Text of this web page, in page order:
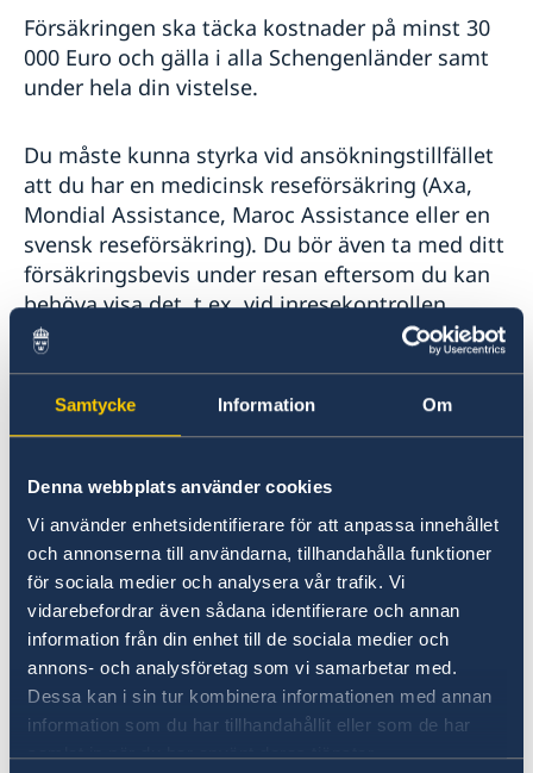
Samtycke Information Om
Denna webbplats använder cookies
Vi använder enhetsidentifierare för att anpassa innehållet
och annonserna till användarna, tillhandahålla funktioner
för sociala medier och analysera vår trafik. Vi
vidarebefordrar även sådana identifierare och annan
information från din enhet till de sociala medier och
annons- och analysföretag som vi samarbetar med.
Dessa kan i sin tur kombinera informationen med annan
information som du har tillhandahållit eller som de har
samlat in när du har använt deras tjänster.
Hämta ut mitt pass på ett svenskt konsulat i Marocko
Trafiksäkerhet
Resa i landet
Övriga upplysningar
Försäkringen ska täcka kostnader på minst 30
000 Euro och gälla i alla Schengenländer samt
under hela din vistelse.
Du måste kunna styrka vid ansökningstillfället
att du har en medicinsk reseförsäkring (Axa,
Mondial Assistance, Maroc Assistance eller en
svensk reseförsäkring). Du bör även ta med ditt
försäkringsbevis under resan eftersom du kan
behöva visa det, t.ex. vid inresekontrollen.
Undantag
de redan har en motsvarande försäkring i sitt
arbete.
Undantagen från kravet på medicinsk
försäkring är även den som:
har ett diplomatpass
ansöker om visering för
flygplatstransitering
är anhörig till EU-medborgare (annan än